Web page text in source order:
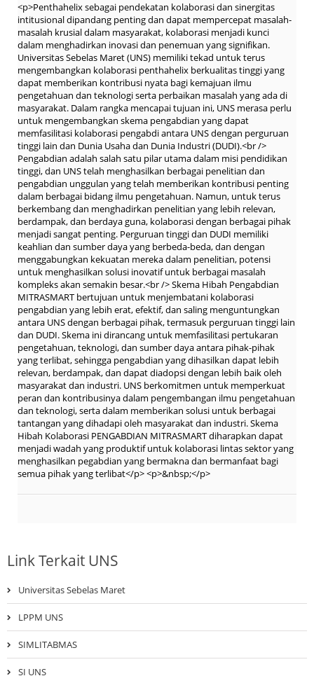
<p>Penthahelix sebagai pendekatan kolaborasi dan sinergitas
intitusional dipandang penting dan dapat mempercepat masalah-
masalah krusial dalam masyarakat, kolaborasi menjadi kunci
dalam menghadirkan inovasi dan penemuan yang signifikan.
Universitas Sebelas Maret (UNS) memiliki tekad untuk terus
mengembangkan kolaborasi penthahelix berkualitas tinggi yang
dapat memberikan kontribusi nyata bagi kemajuan ilmu
pengetahuan dan teknologi serta perbaikan masalah yang ada di
masyarakat. Dalam rangka mencapai tujuan ini, UNS merasa perlu
untuk mengembangkan skema pengabdian yang dapat
memfasilitasi kolaborasi pengabdi antara UNS dengan perguruan
tinggi lain dan Dunia Usaha dan Dunia Industri (DUDI).<br />
Pengabdian adalah salah satu pilar utama dalam misi pendidikan
tinggi, dan UNS telah menghasilkan berbagai penelitian dan
pengabdian unggulan yang telah memberikan kontribusi penting
dalam berbagai bidang ilmu pengetahuan. Namun, untuk terus
berkembang dan menghadirkan penelitian yang lebih relevan,
berdampak, dan berdaya guna, kolaborasi dengan berbagai pihak
menjadi sangat penting. Perguruan tinggi dan DUDI memiliki
keahlian dan sumber daya yang berbeda-beda, dan dengan
menggabungkan kekuatan mereka dalam penelitian, potensi
untuk menghasilkan solusi inovatif untuk berbagai masalah
kompleks akan semakin besar.<br /> Skema Hibah Pengabdian
MITRASMART bertujuan untuk menjembatani kolaborasi
pengabdian yang lebih erat, efektif, dan saling menguntungkan
antara UNS dengan berbagai pihak, termasuk perguruan tinggi lain
dan DUDI. Skema ini dirancang untuk memfasilitasi pertukaran
pengetahuan, teknologi, dan sumber daya antara pihak-pihak
yang terlibat, sehingga pengabdian yang dihasilkan dapat lebih
relevan, berdampak, dan dapat diadopsi dengan lebih baik oleh
masyarakat dan industri. UNS berkomitmen untuk memperkuat
peran dan kontribusinya dalam pengembangan ilmu pengetahuan
dan teknologi, serta dalam memberikan solusi untuk berbagai
tantangan yang dihadapi oleh masyarakat dan industri. Skema
Hibah Kolaborasi PENGABDIAN MITRASMART diharapkan dapat
menjadi wadah yang produktif untuk kolaborasi lintas sektor yang
menghasilkan pegabdian yang bermakna dan bermanfaat bagi
semua pihak yang terlibat</p> <p>&nbsp;</p>
Link Terkait UNS
Universitas Sebelas Maret
LPPM UNS
SIMLITABMAS
SI UNS